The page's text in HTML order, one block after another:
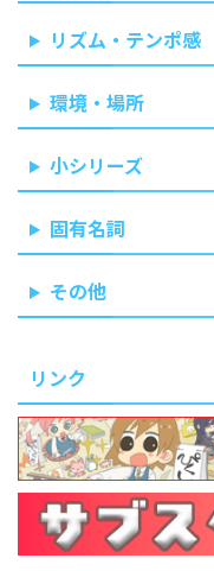
リズム・テンポ感
環境・場所
小シリーズ
固有名詞
その他
リンク